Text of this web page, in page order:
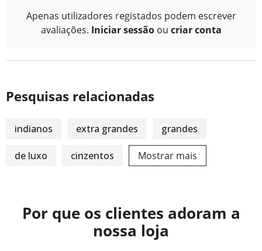
Apenas utilizadores registados podem escrever
avaliações. Iniciar sessão ou criar conta
Pesquisas relacionadas
indianos extra grandes grandes
de luxo cinzentos Mostrar mais
Por que os clientes adoram a
nossa loja